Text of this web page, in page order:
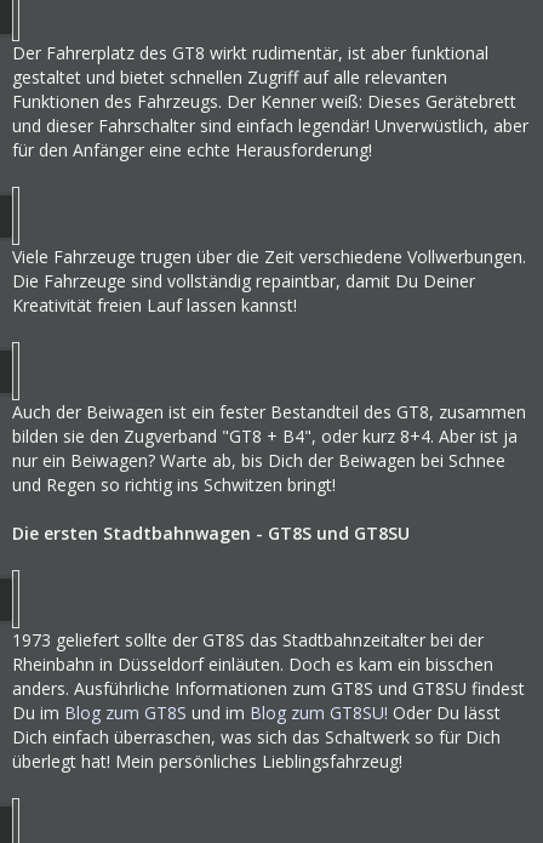
Der Fahrerplatz des GT8 wirkt rudimentär, ist aber funktional
gestaltet und bietet schnellen Zugriff auf alle relevanten
Funktionen des Fahrzeugs. Der Kenner weiß: Dieses Gerätebrett
und dieser Fahrschalter sind einfach legendär! Unverwüstlich, aber
für den Anfänger eine echte Herausforderung!
Viele Fahrzeuge trugen über die Zeit verschiedene Vollwerbungen.
Die Fahrzeuge sind vollständig repaintbar, damit Du Deiner
Kreativität freien Lauf lassen kannst!
Auch der Beiwagen ist ein fester Bestandteil des GT8, zusammen
bilden sie den Zugverband "GT8 + B4", oder kurz 8+4. Aber ist ja
nur ein Beiwagen? Warte ab, bis Dich der Beiwagen bei Schnee
und Regen so richtig ins Schwitzen bringt!
Die ersten Stadtbahnwagen - GT8S und GT8SU
1973 geliefert sollte der GT8S das Stadtbahnzeitalter bei der
Rheinbahn in Düsseldorf einläuten. Doch es kam ein bisschen
anders. Ausführliche Informationen zum GT8S und GT8SU findest
Du im Blog zum GT8S und im Blog zum GT8SU! Oder Du lässt
Dich einfach überraschen, was sich das Schaltwerk so für Dich
überlegt hat! Mein persönliches Lieblingsfahrzeug!